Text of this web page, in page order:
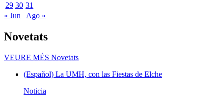
29 30 31
« Jun
Ago »
Novetats
VEURE MÉS Novetats
(Español) La UMH, con las Fiestas de Elche
Noticia